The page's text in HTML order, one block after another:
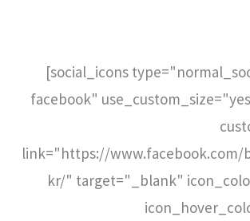
[social_icons
facebook"
link="https://www.facebook.com/
kr/" target="_blank"